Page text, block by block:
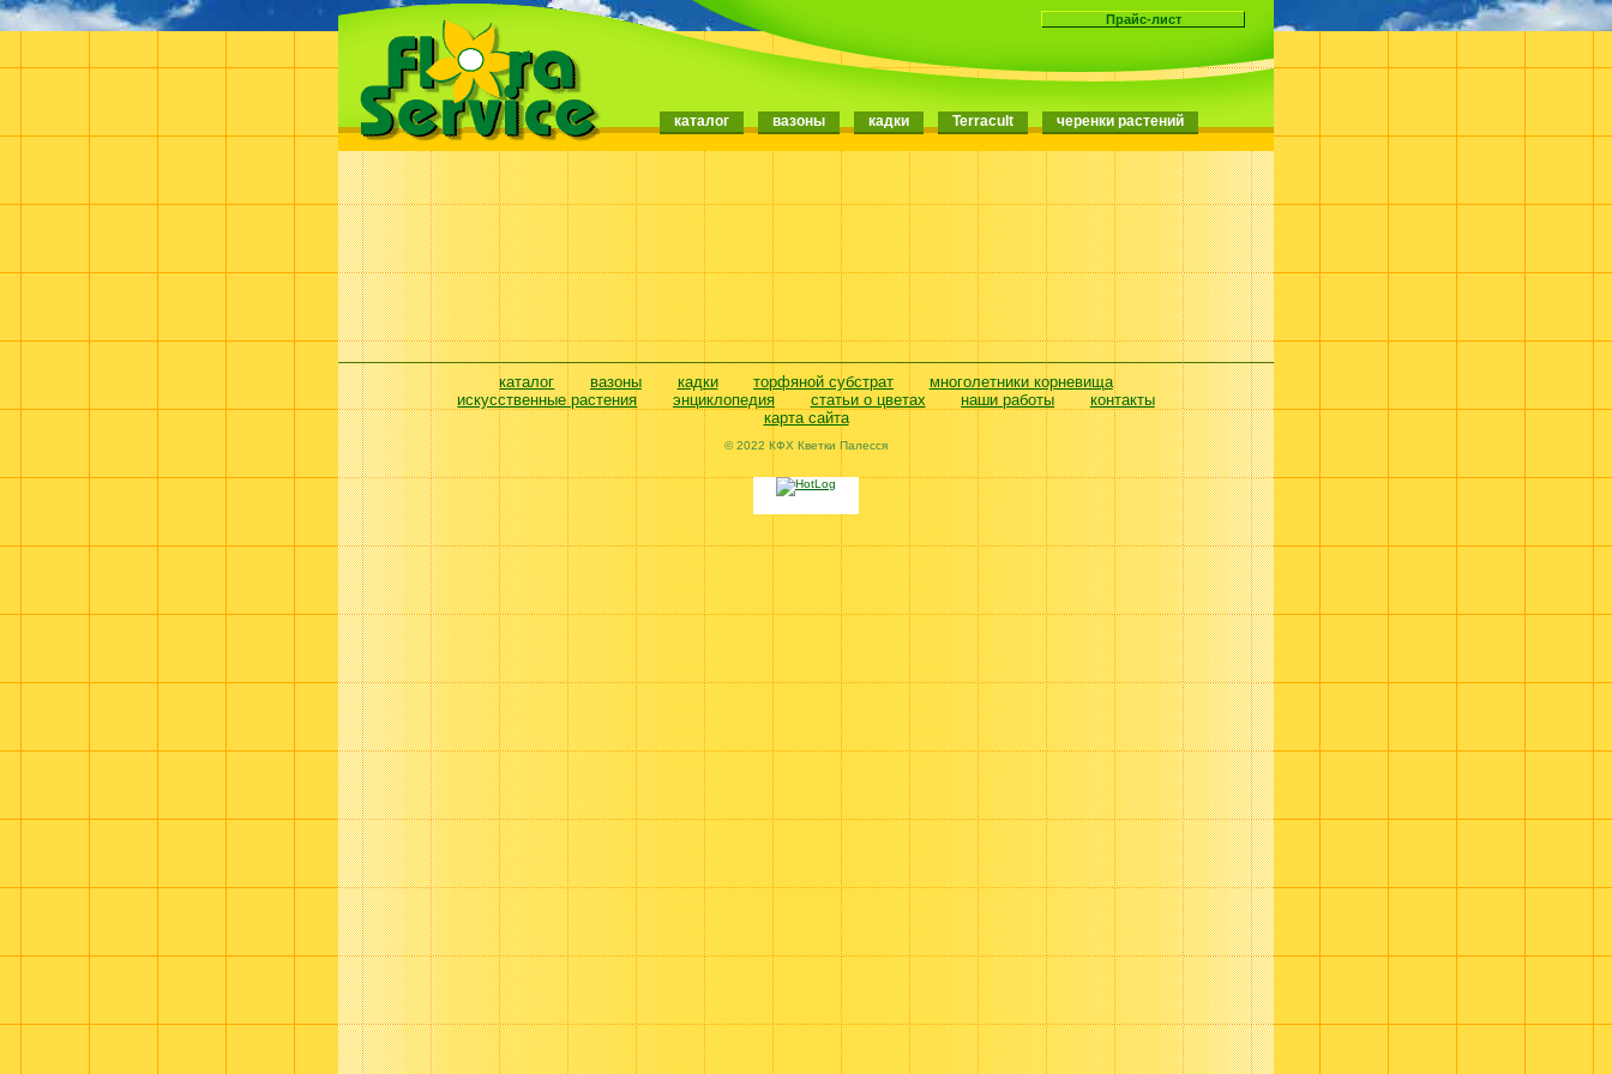
каталог вазоны кадки Terracult черенки растений
каталог вазоны кадки торфяной субстрат
многолетники корневища
искусственные растения
энциклопедия статьи о цветах наши работы
контакты
карта сайта
© 2022 КФХ Кветки Палесся